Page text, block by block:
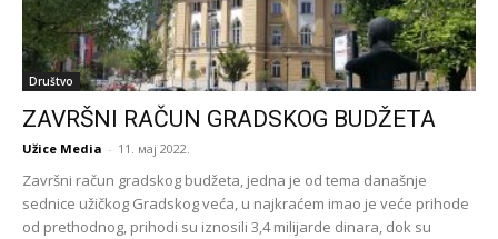
Društvo
ZAVRŠNI RAČUN GRADSKOG BUDŽETA
Užice Media - 11. мај 2022.
Završni račun gradskog budžeta, jedna je od tema današnje
sednice užičkog Gradskog veća, u najkraćem imao je veće prihode
od prethodnog, prihodi su iznosili 3,4 milijarde dinara, dok su